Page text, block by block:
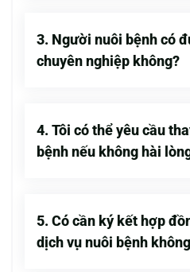
3. Người nuôi bệnh có
chuyên nghiệp không?
4. Tôi có thể yêu cầu
bệnh nếu không hài
5. Có cần ký kết hợp
dịch vụ nuôi bệnh